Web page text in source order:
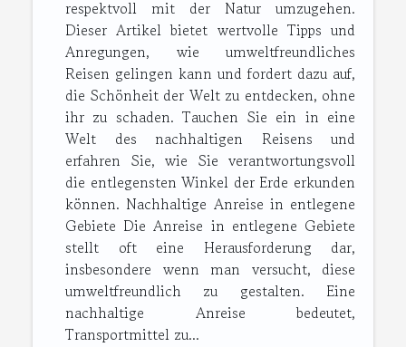
respektvoll mit der Natur umzugehen.
Dieser Artikel bietet wertvolle Tipps und
Anregungen, wie umweltfreundliches
Reisen gelingen kann und fordert dazu auf,
die Schönheit der Welt zu entdecken, ohne
ihr zu schaden. Tauchen Sie ein in eine
Welt des nachhaltigen Reisens und
erfahren Sie, wie Sie verantwortungsvoll
die entlegensten Winkel der Erde erkunden
können. Nachhaltige Anreise in entlegene
Gebiete Die Anreise in entlegene Gebiete
stellt oft eine Herausforderung dar,
insbesondere wenn man versucht, diese
umweltfreundlich zu gestalten. Eine
nachhaltige Anreise bedeutet,
Transportmittel zu...